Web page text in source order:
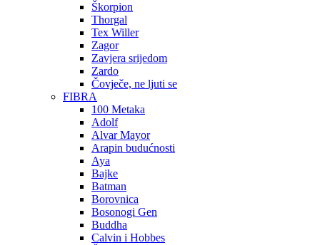
Škorpion
Thorgal
Tex Willer
Zagor
Zavjera srijedom
Zardo
Čovječe, ne ljuti se
FIBRA
100 Metaka
Adolf
Alvar Mayor
Arapin budućnosti
Aya
Bajke
Batman
Borovnica
Bosonogi Gen
Buddha
Calvin i Hobbes